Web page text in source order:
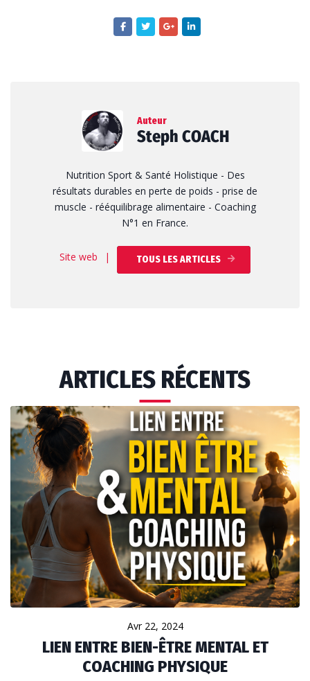
Auteur
Steph COACH
Nutrition Sport & Santé Holistique - Des
résultats durables en perte de poids - prise de
muscle - rééquilibrage alimentaire - Coaching
N°1 en France.
Site web | TOUS LES ARTICLES
ARTICLES RÉCENTS
Avr 22, 2024
LIEN ENTRE BIEN-ÊTRE MENTAL ET
COACHING PHYSIQUE